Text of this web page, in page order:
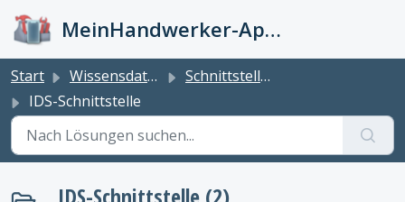
MeinHandwerker-App Info-Kiste
Start Wissensdatenbank
Schnittstellen
IDS-Schnittstelle